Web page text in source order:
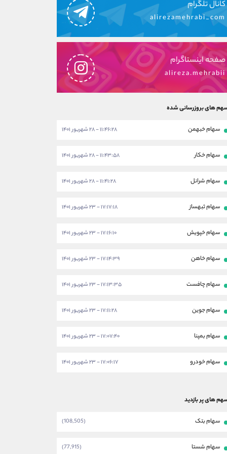
کانال تلگرام
alirezamehrabi_com
صفحه اینستاگرام
alireza.mehrabii
های بروزرسانی شده
سهام خبهمن ۱۱:۴۶:۲۸ - ۲۸ شهریور ۱۴۰۱
سهام خکار ۱۱:۴۳:۵۸ - ۲۸ شهریور ۱۴۰۱
سهام شرانل ۱۱:۴۱:۲۸ - ۲۸ شهریور ۱۴۰۱
سهام ثبهساز ۱۷:۱۷:۱۸ - ۲۳ شهریور ۱۴۰۱
سهام خپویش ۱۷:۱۶:۱۰ - ۲۳ شهریور ۱۴۰۱
سهام خاهن ۱۷:۱۴:۳۹ - ۲۳ شهریور ۱۴۰۱
سهام چافست ۱۷:۱۳:۳۵ - ۲۳ شهریور ۱۴۰۱
سهام جوین ۱۷:۱۱:۲۸ - ۲۳ شهریور ۱۴۰۱
سهام بمپنا ۱۷:۰۷:۴۰ - ۲۳ شهریور ۱۴۰۱
سهام خودرو ۱۷:۰۶:۱۷ - ۲۳ شهریور ۱۴۰۱
های پر بازدید
سهام بتک (108,505)
سهام شستا (77,915)